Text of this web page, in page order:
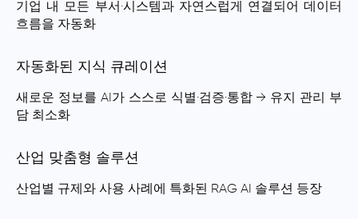
기업 내 모든 부서·시스템과 자연스럽게 연결되어 데이터
흐름을 자동화
자동화된 지식 큐레이션
새로운 정보를 AI가 스스로 식별·검증·통합 → 유지 관리 부
담 최소화
산업 맞춤형 솔루션
산업별 규제와 사용 사례에 특화된 RAG AI 솔루션 등장